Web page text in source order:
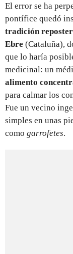
El error se ha
pontífice quedó
tradición
Ebre (Cataluña),
que lo haría
medicinal: un
alimento
para calmar los
Fue un vecino
simples en unas
como garrofetes.